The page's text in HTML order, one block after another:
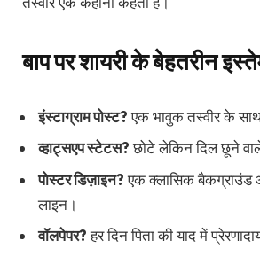
बाप पर शायरी के बेहतरीन
इंस्टाग्राम पोस्ट?एक भावुक तस्वीर के साथ
व्हाट्सएप स्टेटस?छोटे लेकिन दिल छूने
पोस्टर डिज़ाइन?एक क्लासिक
लाइन।
वॉलपेपर?हर दिन पिता की याद में